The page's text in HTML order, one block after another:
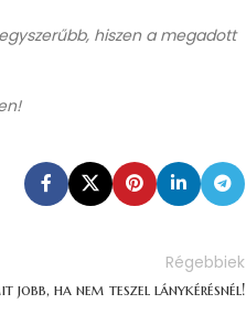
hiszen a megadott
Régebbiek
jobb, ha nem teszel lánykérésnél!